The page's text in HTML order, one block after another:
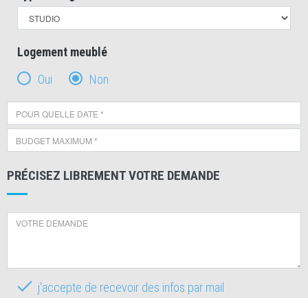
Logement meublé
Oui
Non
PRÉCISEZ LIBREMENT VOTRE DEMANDE
j'accepte de recevoir des infos par mail